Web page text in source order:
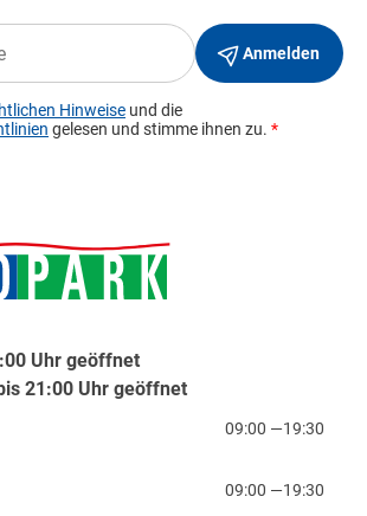
Uhr geöffnet
21:00 Uhr geöffnet
09:00 —19:30
09:00 —19:30